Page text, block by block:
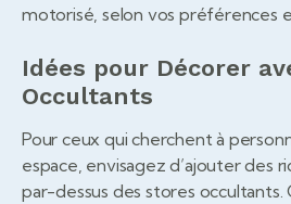
motorisé, selon vos préférences
Idées pour Décorer
Occultants
Pour ceux qui cherchent à
espace, envisagez d’ajouter des
par-dessus des stores occultants.